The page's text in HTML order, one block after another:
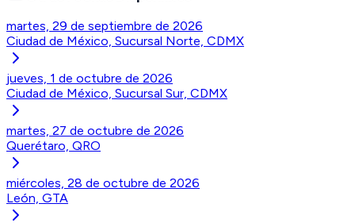
martes, 29 de septiembre de 2026
Ciudad de México, Sucursal Norte, CDMX
jueves, 1 de octubre de 2026
Ciudad de México, Sucursal Sur, CDMX
martes, 27 de octubre de 2026
Querétaro, QRO
miércoles, 28 de octubre de 2026
León, GTA